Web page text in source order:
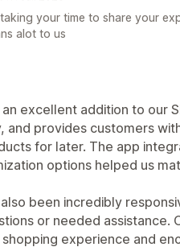
your time to share your
alot to us
an excellent addition to our
and provides customers
for later. The app
options helped us
been incredibly
or needed assistance.
experience and